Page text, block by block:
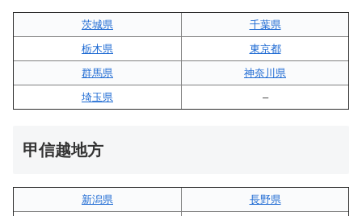
茨城県
千葉県
栃木県
東京都
群馬県
神奈川県
埼玉県
–
甲信越地方
新潟県
長野県